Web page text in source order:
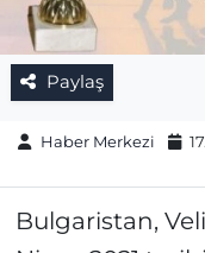
Paylaş
Haber Merkezi
Bulgaristan,